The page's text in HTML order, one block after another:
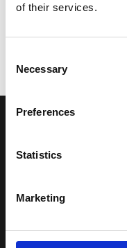
of their services.
Selection
Necessary
Preferences
Statistics
Marketing
avuto modo di viaggiare
Una regione